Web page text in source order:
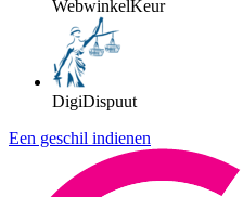
WebwinkelKeur
DigiDispuut
Een geschil indienen